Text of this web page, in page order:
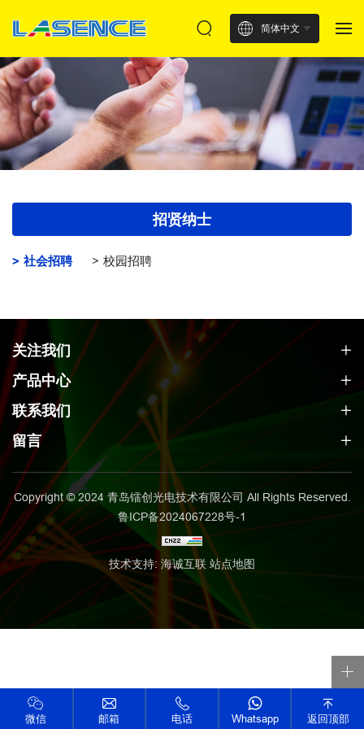
简体中文
招贤纳士
社会招聘 校园招聘
关注我们
产品中心
联系我们
留言
Copyright © 2024 青岛镭创光电技术有限公司 All Rights Reserved.
鲁ICP备2024067228号-1
技术支持: 海诚互联 站点地图
微信 邮箱 电话 Whatsapp 返回顶部